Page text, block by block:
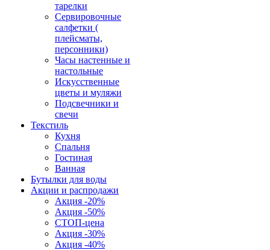
тарелки
Сервировочные
салфетки (
плейсматы,
персонники)
Часы настенные и
настольные
Искусственные
цветы и муляжи
Подсвечники и
свечи
Текстиль
Кухня
Спальня
Гостиная
Ванная
Бутылки для воды
Акции и распродажи
Акция -20%
Акция -50%
СТОП-цена
Акция -30%
Акция -40%